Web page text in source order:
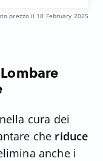
prezzo il 18 February 2025
cura dei
che riduce
anche i